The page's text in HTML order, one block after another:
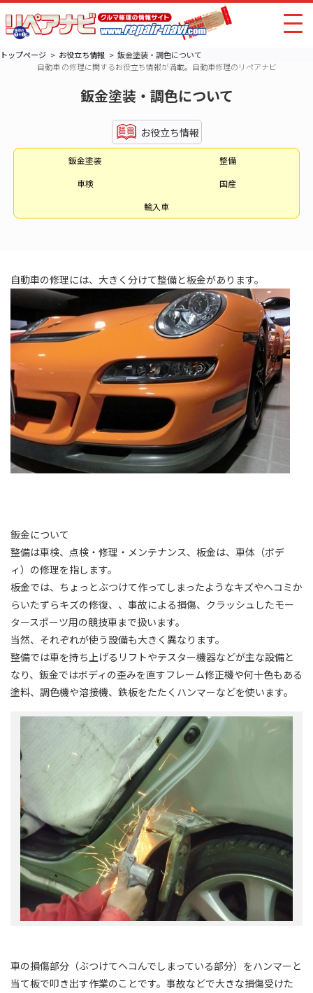
トップページ お役立ち情報
鈑金塗装・調色について
自動車 の修理に関するお役立ち情報が満載。自動車修理のリペアナビ
鈑金塗装・調色について
お役立ち情報
鈑金塗装
整備
車検
国産
輸入車
自動車の修理には、大きく分けて整備と板金があります。
鈑金について
整備は車検、点検・修理・メンテナンス、板金は、車体（ボデ
ィ）の修理を指します。
板金では、ちょっとぶつけて作ってしまったようなキズやヘコミか
らいたずらキズの修復、、事故による損傷、クラッシュしたモー
タースポーツ用の競技車まで扱います。
当然、それぞれが使う設備も大きく異なります。
整備では車を持ち上げるリフトやテスター機器などが主な設備と
なり、鈑金ではボディの歪みを直すフレーム修正機や何十色もある
塗料、調色機や溶接機、鉄板をたたくハンマーなどを使います。
車の損傷部分（ぶつけてヘコんでしまっている部分）をハンマーと
当て板で叩き出す作業のことです。事故などで大きな損傷受けた